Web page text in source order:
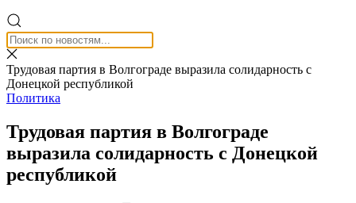
Трудовая партия в Волгограде выразила солидарность с
Донецкой республикой
Политика
Трудовая партия в Волгограде
выразила солидарность с Донецкой
республикой